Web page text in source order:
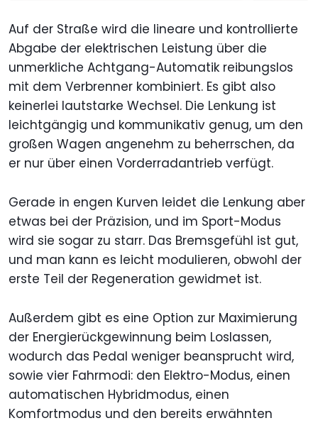
Auf der Straße wird die lineare und kontrollierte
Abgabe der elektrischen Leistung über die
unmerkliche Achtgang-Automatik reibungslos
mit dem Verbrenner kombiniert. Es gibt also
keinerlei lautstarke Wechsel. Die Lenkung ist
leichtgängig und kommunikativ genug, um den
großen Wagen angenehm zu beherrschen, da
er nur über einen Vorderradantrieb verfügt.
Gerade in engen Kurven leidet die Lenkung aber
etwas bei der Präzision, und im Sport-Modus
wird sie sogar zu starr. Das Bremsgefühl ist gut,
und man kann es leicht modulieren, obwohl der
erste Teil der Regeneration gewidmet ist.
Außerdem gibt es eine Option zur Maximierung
der Energierückgewinnung beim Loslassen,
wodurch das Pedal weniger beansprucht wird,
sowie vier Fahrmodi: den Elektro-Modus, einen
automatischen Hybridmodus, einen
Komfortmodus und den bereits erwähnten